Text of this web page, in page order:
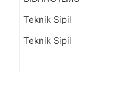
Teknik Sipil
Teknik Sipil